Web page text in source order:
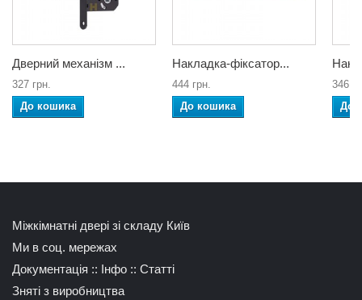
Дверний механізм ...
327 грн.
До кошика
Накладка-фіксатор...
444 грн.
До кошика
346
До
Міжкімнатні двері зі складу Київ
Ми в соц. мережах
Документація :: Інфо :: Статті
Зняті з виробництва